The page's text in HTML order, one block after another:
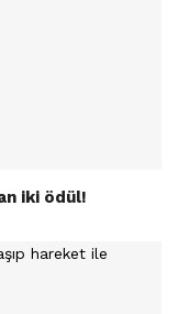
iki ödül!